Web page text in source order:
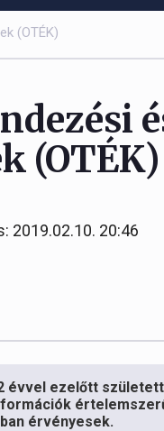
(OTÉK)
(OTÉK)
2019.02.10. 20:46
évvel ezelőtt
érvényesek.